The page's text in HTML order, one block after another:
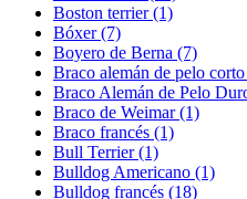
Boston terrier(1)
Bóxer(7)
Boyero de Berna (7)
Braco alemán de pelo corto
Braco Alemán de Pelo
Braco de Weimar(1)
Braco francés (1)
Bull Terrier(1)
Bulldog Americano (1)
Bulldog francés (18)